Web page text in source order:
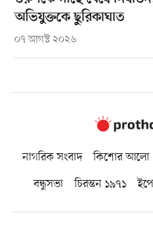
অভিযুক্তকে ছুরিকাঘাত
০৭ আগস্ট ২০২৬
নাগরিক সংবাদ কিশোর আলো
বন্ধুসভা
চিরন্তন ১৯৭১